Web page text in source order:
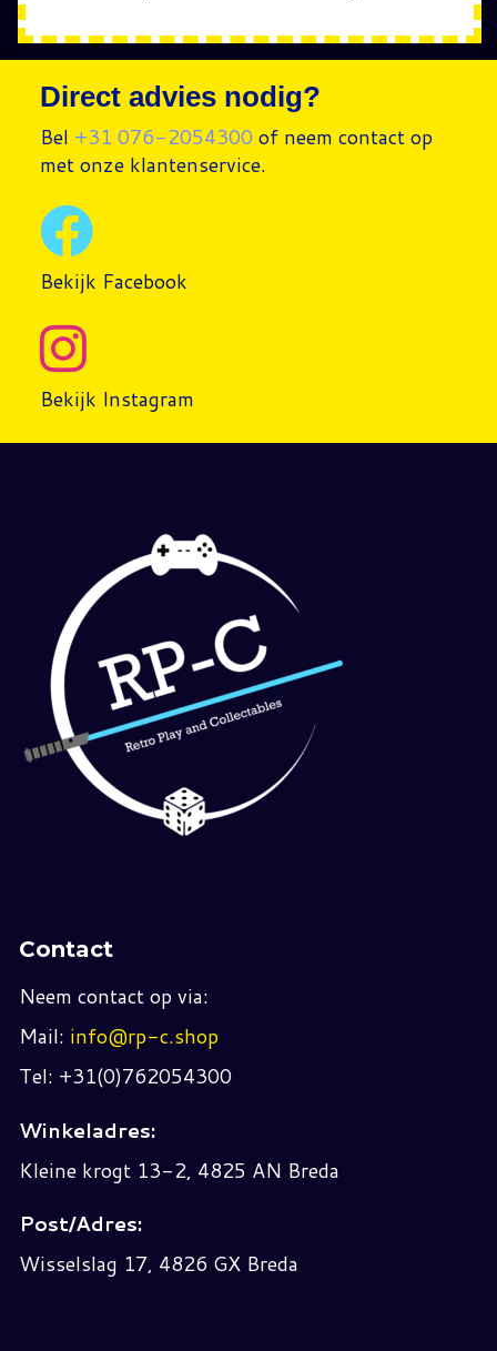
Direct advies nodig?
Bel +31 076-2054300 of neem contact op
met onze klantenservice.
Bekijk Facebook
Bekijk Instagram
Contact
Neem contact op via:
Mail: info@rp-c.shop
Tel: +31(0)762054300
Winkeladres:
Kleine krogt 13-2, 4825 AN Breda
Post/Adres:
Wisselslag 17, 4826 GX Breda